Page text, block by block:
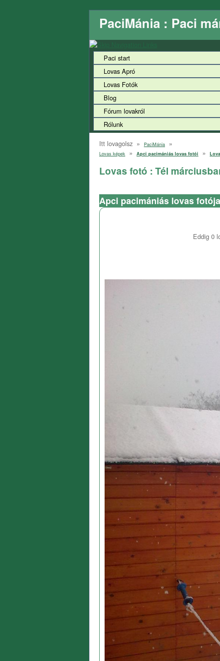
PaciMánia : Paci
Paci start
Lovas Apró
Lovas Fotók
Blog
Fórum lovakról
Rólunk
Itt lovagolsz » PaciMánia »
Lovas képek » Apci pacimániás lovas fotói »
Lovas fotó : Tél
Apci pacimániás lovas fotója
Eddig 0